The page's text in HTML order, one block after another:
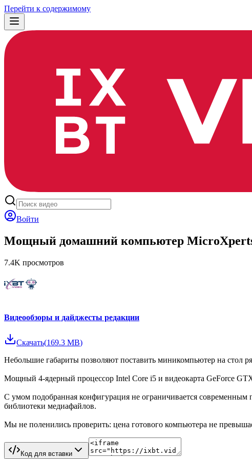
Перейти к содержимому
Войти
Мощный домашний компьютер MicroXperts
7.4K просмотров
Видеообзоры и дайджесты редакции
Скачать(169.3 MB)
Небольшие габариты позволяют поставить миникомпьютер на стол
Мощный 4-ядерный процессор Intel Core i5 и видеокарта GeForce
С умом подобранная конфигурация не ограничивается
библиотеки медиафайлов.
Мы не поленились проверить: цена готового компьютера не
Код для вставки